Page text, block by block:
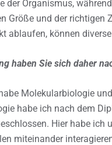
der Organismus,
Größe und der
ablaufen, können
haben Sie sich daher
Molekularbiologie
habe ich nach dem
Hier habe
miteinander